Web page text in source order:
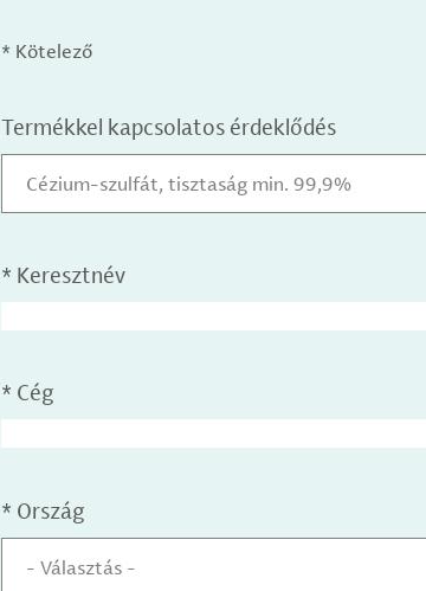
* Kötelező
Termékkel kapcsolatos érdeklődés
Cézium-szulfát, tisztaság min. 99,9%
* Keresztnév
* Cég
* Ország
- Választás -